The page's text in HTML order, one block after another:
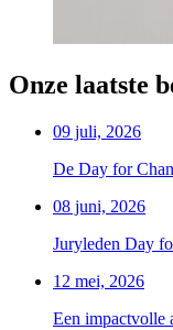
Onze laatste
09 juli, 2026
De Day for
08 juni, 2026
Juryleden Day
12 mei, 2026
Een